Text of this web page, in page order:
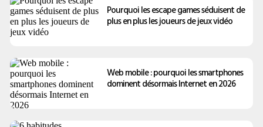
Pourquoi les escape games séduisent de
plus en plus les joueurs de jeux vidéo
Web mobile : pourquoi les smartphones
dominent désormais Internet en 2026